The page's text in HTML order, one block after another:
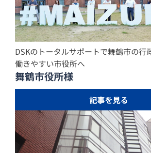
DSKのトータルサポートで舞鶴市の行
働きやすい市役所へ
舞鶴市役所様
記事を見る